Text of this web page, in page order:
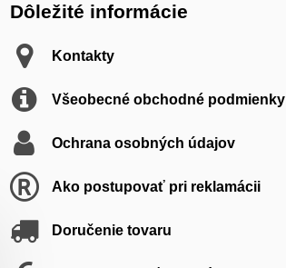
Dôležité informácie
Kontakty
Všeobecné obchodné podmienky
Ochrana osobných údajov
Ako postupovať pri reklamácii
Doručenie tovaru